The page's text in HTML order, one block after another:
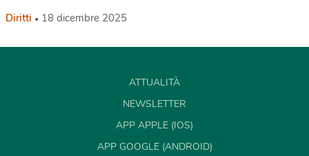
Diritti 18 dicembre 2025
ATTUALITÀ
NEWSLETTER
APP APPLE (IOS)
APP GOOGLE (ANDROID)